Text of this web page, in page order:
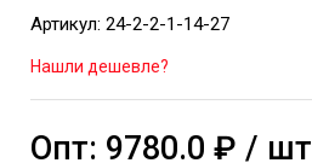
Артикул: 24-2-2-1-14-27
Нашли дешевле?
Опт: 9780.0 ₽ / шт